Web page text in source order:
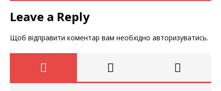
Leave a Reply
Щоб відправити коментар вам необхідно авторизуватись.